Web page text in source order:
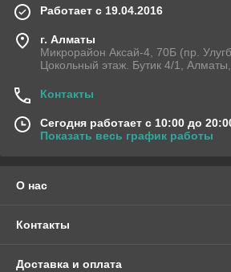
Работает с 19.04.2016
г. Алматы
Микрорайон Аксай-4, 70Б (пр.
Цокольный этаж. Бутик 4/1, Алматы,
Контакты
Сегодня работает с 10:00 до
Показать весь график работы
О нас
Контакты
Доставка и оплата